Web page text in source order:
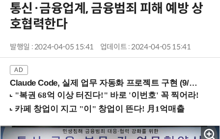
통신·금융업계, 금융범죄 피해 예방 상
호협력한다
발행일 : 2024-04-05 15:41 업데이트 : 2024-04-05 15:41
Claude Code, 실제 업무 자동화 프로젝트 구현 (9/16 ~17 강남역)